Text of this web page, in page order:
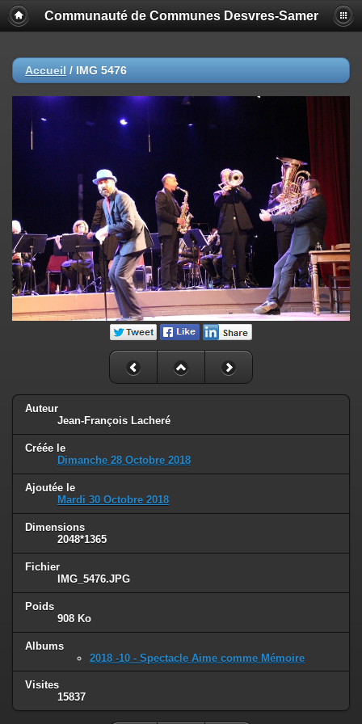
Communauté de Communes Desvres-Samer
Accueil / IMG 5476
Auteur
Jean-François Lacheré
Créée le
Dimanche 28 Octobre 2018
Ajoutée le
Mardi 30 Octobre 2018
Dimensions
2048*1365
Fichier
IMG_5476.JPG
Poids
908 Ko
Albums
2018 -10 - Spectacle Aime comme Mémoire
Visites
15837